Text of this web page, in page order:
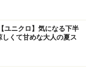
の全部で4色。40代
できる、優秀パンツ
ユニクロ】気になる下半
くて甘めな大人の夏ス